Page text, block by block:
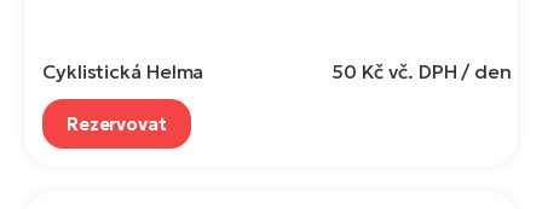
Cyklistická Helma 50 Kčvč. DPH / den
Rezervovat